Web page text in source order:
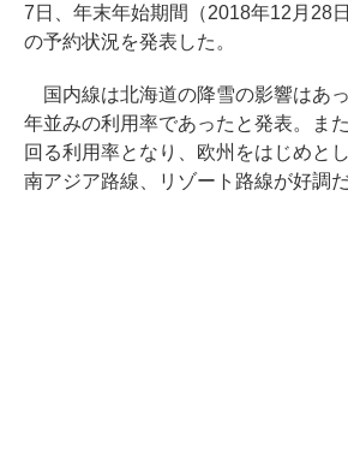
7日、年末年始期間（2018年12月28
の予約状況を発表した。
国内線は北海道の降雪の影響はあ
年並みの利用率であったと発表。ま
回る利用率となり、欧州をはじめと
南アジア路線、リゾート路線が好調